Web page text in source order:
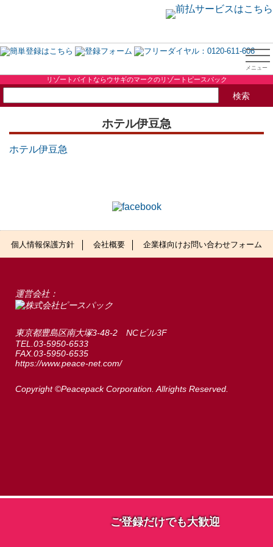
リゾートバイトならウサギのマークのリゾートピースパック
ホテル伊豆急
ホテル伊豆急
個人情報保護方針 会社概要 企業様向けお問い合わせフォーム
運営会社：
東京都豊島区南大塚3-48-2 NCビル3F
TEL.03-5950-6533
FAX.03-5950-6535
https://www.peace-net.com/
Copyright ©Peacepack Corporation. Allrights Reserved.
ご登録だけでも大歓迎
ご登録だけでも大歓迎